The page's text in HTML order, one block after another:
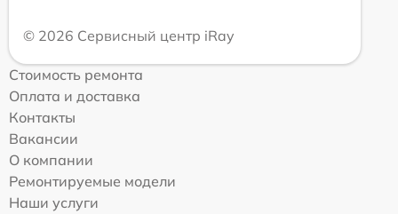
© 2026 Сервисный центр iRay
Стоимость ремонта
Оплата и доставка
Контакты
Вакансии
О компании
Ремонтируемые модели
Наши услуги